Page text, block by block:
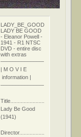
LADY_BE_GOOD
LADY BE GOOD
- Eleanor Powell -
1941 - R1 NTSC
DVD - entire disc
with extras
–––––––––––––––––––––––––––
| M O V I E
information |
–––––––––––––––––––––––––––
Title................................:
Lady Be Good
(1941)
Director.............................: